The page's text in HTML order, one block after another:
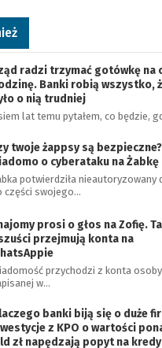
radzi trzymać gotówkę na
Banki robią wszystko,
o nią trudniej
lat temu pytałem, co będzie,
twoje żappsy są
o cyberataku na Żabkę
potwierdziła nieautoryzowany
części swojego…
prosi o głos na Zofię.
przejmują konta na
przychodzi z konta osoby
w…
banki biją się o duże
z KPO o wartości
zł napędzają popyt na